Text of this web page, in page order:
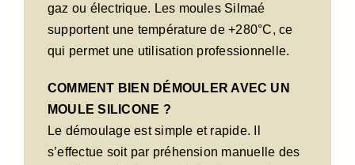
gaz ou électrique. Les moules Silmaé
supportent une température de +280°C, ce
qui permet une utilisation professionnelle.
COMMENT BIEN DÉMOULER AVEC UN
MOULE SILICONE ?
Le démoulage est simple et rapide. Il
s’effectue soit par préhension manuelle des